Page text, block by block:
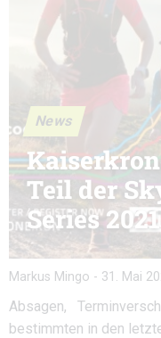
News
Teil der
Series 2021
Markus Mingo - 31. Mai
Absagen,
bestimmten in den